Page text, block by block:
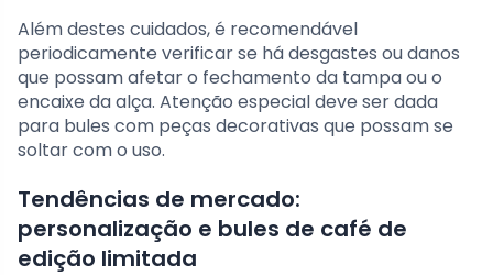
Além destes cuidados, é recomendável
periodicamente verificar se há desgastes ou danos
que possam afetar o fechamento da tampa ou o
encaixe da alça. Atenção especial deve ser dada
para bules com peças decorativas que possam se
soltar com o uso.
Tendências de mercado:
personalização e bules de café de
edição limitada